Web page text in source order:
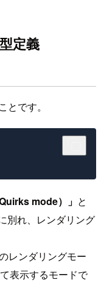
定義
です。
mode）」 と
別れ、レンダリング
レンダリングモー
表示するモードで